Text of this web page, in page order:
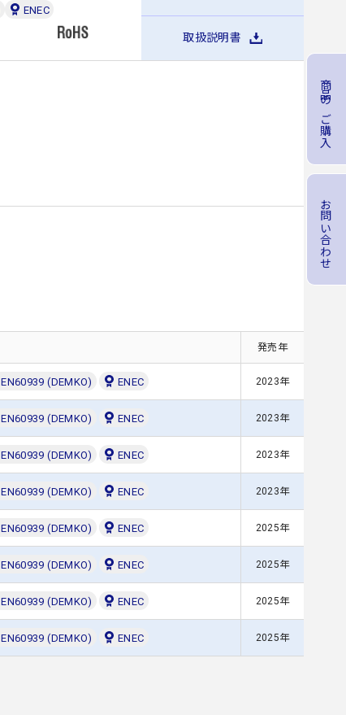
商品のご購入
お問い合わせ
ENEC
取扱説明書
発売年
EN60939 (DEMKO) ENEC 2023年
EN60939 (DEMKO) ENEC 2023年
EN60939 (DEMKO) ENEC 2023年
EN60939 (DEMKO) ENEC 2023年
EN60939 (DEMKO) ENEC 2025年
EN60939 (DEMKO) ENEC 2025年
EN60939 (DEMKO) ENEC 2025年
EN60939 (DEMKO) ENEC 2025年